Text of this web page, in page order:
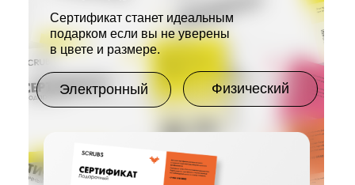
Сертификат станет идеальным
подарком если вы не уверены
в цвете и размере.
Электронный Физический